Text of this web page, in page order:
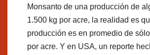
Monsanto de una producción de
1.500 kg por acre, la realidad es
producción es en promedio de
por acre. Y en USA, un reporte